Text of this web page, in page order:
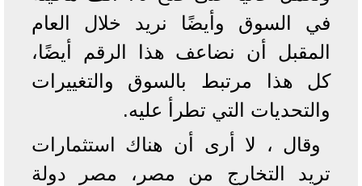
في السوق وأيضًا نريد خلال العام
المقبل أن نضاعف هذا الرقم أيضًا،
كل هذا مرتبط بالسوق والتغييرات
والتحديات التي تطرأ عليه.
وقال ، لا أرى أن هناك استثمارات
تريد التخارج من مصر، مصر دولة